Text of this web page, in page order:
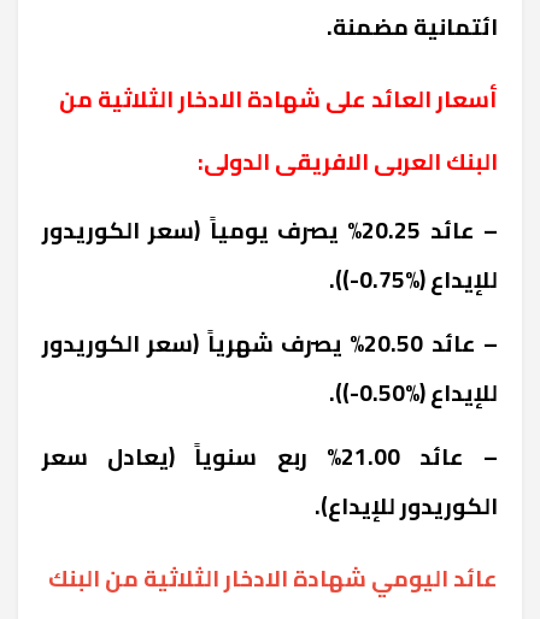
ائتمانية مضمنة.
أسعار العائد على شهادة الادخار الثلاثية من
البنك العربى الافريقى الدولى:
– عائد 20.25% يصرف يومياً (سعر الكوريدور
للإيداع (%0.75-)).
– عائد 20.50% يصرف شهرياً (سعر الكوريدور
للإيداع (%0.50-)).
– عائد 21.00% ربع سنوياً (يعادل سعر
الكوريدور للإيداع).
عائد اليومي شهادة الادخار الثلاثية من البنك